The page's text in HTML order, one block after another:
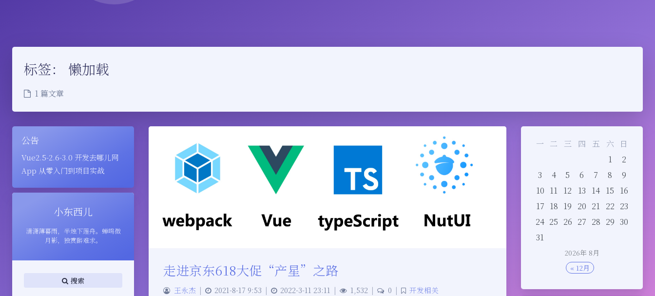
标签： 懒加载
1 篇文章
公告
Vue2.5-2.6-3.0 开发去哪儿网
App 从零入门到项目实战
小东西儿
清潇薄暮雨，半烛下莲舟。蝉鸣微
月影，独赏醉难求。
搜索
2026年 8月
一 二 三 四 五 六
日
1
2
3
4 5 6 7 8
9
10 11 12 13 14 15
16
17 18 19 20 21 22 23
24 25 26 27 28 29 30
31
« 12月
走进京东618大促“产星”之路
王永杰 | 2021-8-17 9:53 | 2022-3-11 23:11 | 1,532 | 0 |
开发相关